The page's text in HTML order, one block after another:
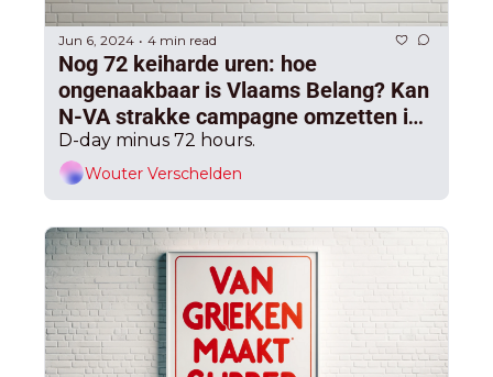
Jun 6, 2024 • 4 min read
Nog 72 keiharde uren: hoe
ongenaakbaar is Vlaams Belang? Kan
N-VA strakke campagne omzetten in
meer dan 20%? Krijgt Open Vld nog
iets klaar? En raakt cd&v voorbij
Vooruit?
D-day minus 72 hours.
Wouter Verschelden